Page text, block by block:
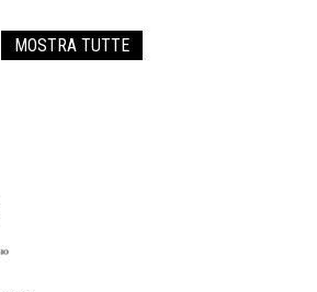
MOSTRA TUTTE